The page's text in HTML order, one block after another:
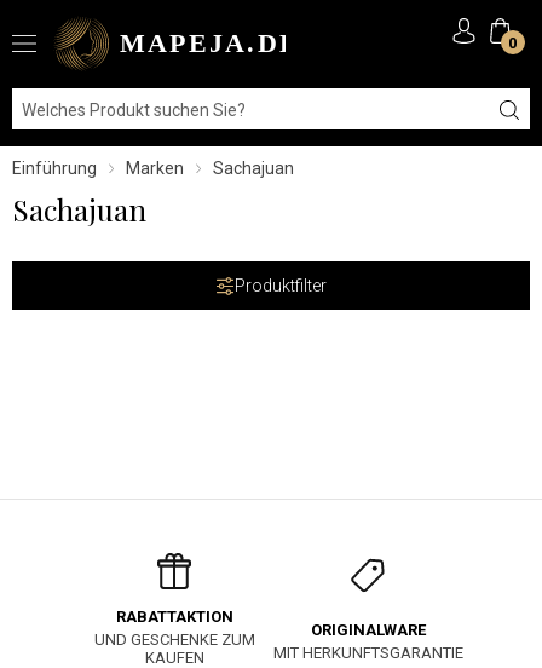
0
Einführung Marken Sachajuan
Sachajuan
Produktfilter
RABATTAKTION
UND GESCHENKE ZUM
KAUFEN
ORIGINALWARE
MIT HERKUNFTSGARANTIE